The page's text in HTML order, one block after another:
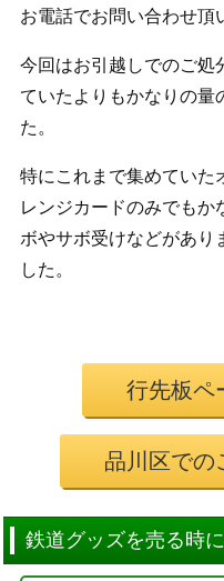
お電話でお問い合わせ頂
今回はお引越しでのご処
ていたよりもかなりの量
た。
特にこれまで集めていた
レンジカードのみでもか
ボやサボ受けなどがあり
した。
行先板ペ
品川区での
鉄道グッズを売る時